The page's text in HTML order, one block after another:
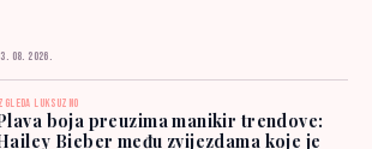
08. 2026.
LUKSUZNO
boja preuzima manikir trendove:
Bieber među zvijezdama koje je